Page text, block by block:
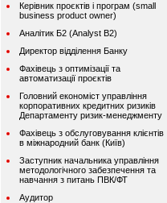
Керівник проєктів і програм (small
business product owner)
Аналітик Б2 (Analyst B2)
Директор відділення Банку
Фахівець з оптимізації та
автоматизації проєктів
Головний економіст управління
корпоративних кредитних ризиків
Департаменту ризик-менеджменту
Фахівець з обслуговування клієнтів
в міжнародний банк (Київ)
Заступник начальника управління
методологічного забезпечення та
навчання з питань ПВК/ФТ
Аудитор